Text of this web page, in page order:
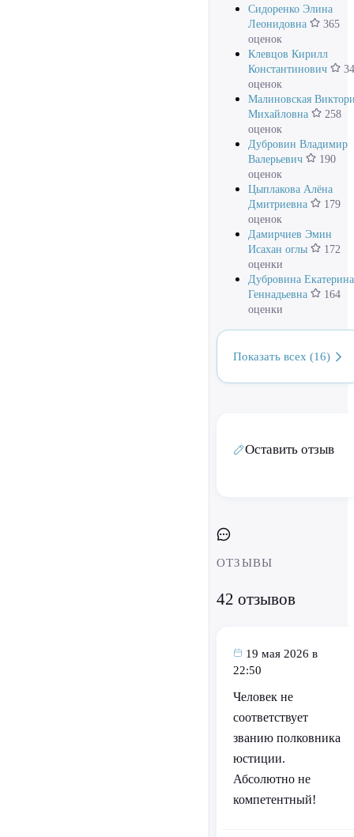
Сидоренко Элина
Леонидовна
365
оценок
Клевцов Кирилл
Константинович
оценок
Малиновская
Михайловна
258
оценок
Дубровин Владимир
Валерьевич
190
оценок
Цыплакова Алёна
Дмитриевна
179
оценок
Дамирчиев Эмин
Исахан оглы
172
оценки
Дубровина Екатерина
Геннадьевна
164
оценки
Показать всех (16)
Оставить отзыв
ОТЗЫВЫ
42 отзывов
19 мая 2026 в
22:50
Человек не
соответствует
званию полковника
юстиции.
Абсолютно не
компетентный!